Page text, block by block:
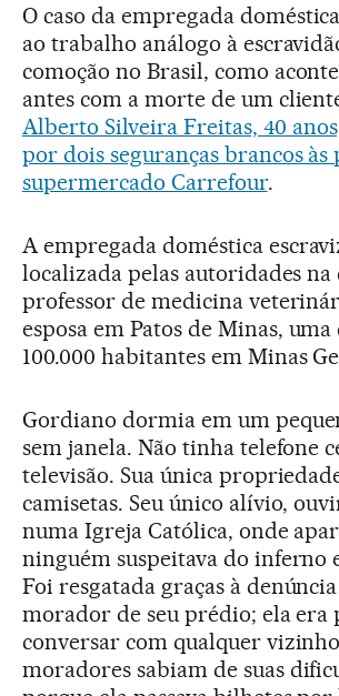
O caso da empregada
ao trabalho análogo à
comoção no Brasil, como
antes com a morte de um
Alberto Silveira Freitas, 40
por dois seguranças brancos às
supermercado Carrefour.
A empregada doméstica
localizada pelas autoridades na
professor de medicina
esposa em Patos de Minas,
100.000 habitantes em Minas
Gordiano dormia em um
sem janela. Não tinha telefone
televisão. Sua única
camisetas. Seu único alívio,
numa Igreja Católica, onde
ninguém suspeitava do inferno
Foi resgatada graças à
morador de seu prédio; ela
conversar com qualquer
moradores sabiam de suas